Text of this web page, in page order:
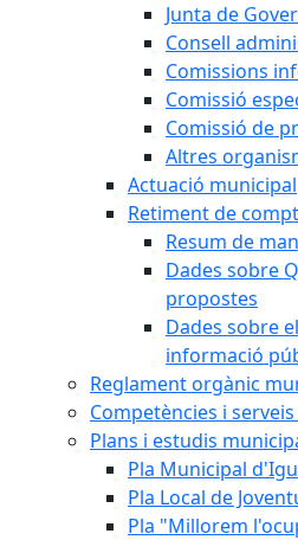
Junta de
Consell
Comissions
Comissió
Comissió de
Altres
Actuació municipal
Retiment de
Resum de
Dades sobre
propostes
Dades sobre
informació
Reglament orgànic
Competències i
Plans i estudis
Pla Municipal
Pla Local de
Pla "Millorem